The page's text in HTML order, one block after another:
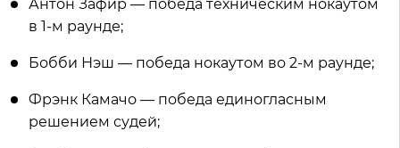
Антон Зафир — победа техническим нокаутом
в 1-м раунде;
Бобби Нэш — победа нокаутом во 2-м раунде;
Фрэнк Камачо — победа единогласным
решением судей;